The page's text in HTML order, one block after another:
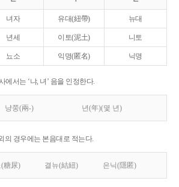
녀자 유대(紐帶) 뉴대
년세 이토(泥土) 니토
뇨소 익명(匿名) 닉명
에서는 ‘냐, 녀’ 음을 인정한다.
냥쭝(兩-) 년(年)(몇 년)
의 경우에는 본음대로 적는다.
糖尿) 결뉴(結紐) 은닉(隱匿)